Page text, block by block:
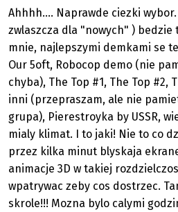
Ahhhh.... Naprawde ciezki
zwlaszcza dla "nowych" ) bedzie
mnie, najlepszymi demkami se
Our 5oft, Robocop demo (nie
chyba), The Top #1, The Top #2,
inni (przepraszam, ale nie
grupa), Pierestroyka by USSR,
mialy klimat. I to jaki! Nie to co
przez kilka minut blyskaja
animacje 3D w takiej
wpatrywac zeby cos dostrzec.
skrole!!! Mozna bylo calymi